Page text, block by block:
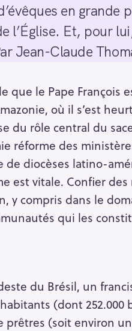
en grande
l’Église. Et, pour
Jean-Claude
que le Pape François
où il s’est
du rôle central du
réforme des
diocèses latino-
est vitale. Confier des
y compris dans le
qui les
du Brésil, un
(dont 252.000
prêtres (soit environ